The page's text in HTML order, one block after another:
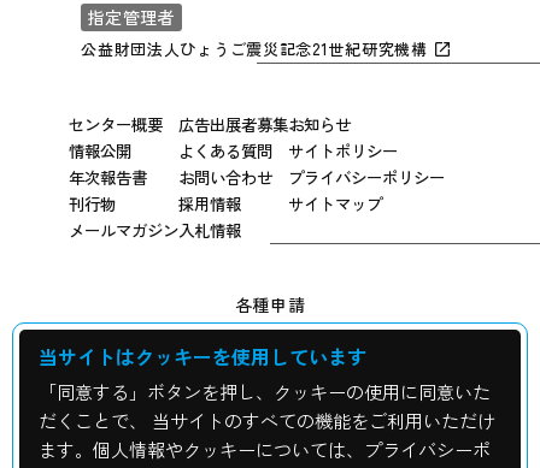
指定管理者
公益財団法人ひょうご震災記念21世紀研究機構
センター概要
情報公開
年次報告書
刊行物
メールマガジン
広告出展者募集
よくある質問
お問い合わせ
採用情報
入札情報
お知らせ
サイトポリシー
プライバシーポリシー
サイトマップ
各種申請
広報用写真申し込み
震災資料の貸出について
当サイトはクッキーを使用しています
「同意する」ボタンを押し、クッキーの使用に同意いた
だくことで、 当サイトのすべての機能をご利用いただけ
ます。個人情報やクッキーについては、プライバシーポ